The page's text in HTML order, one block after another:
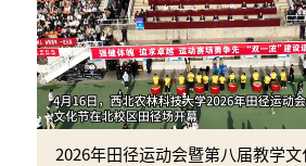
2026年田径运动会暨第八届教学文